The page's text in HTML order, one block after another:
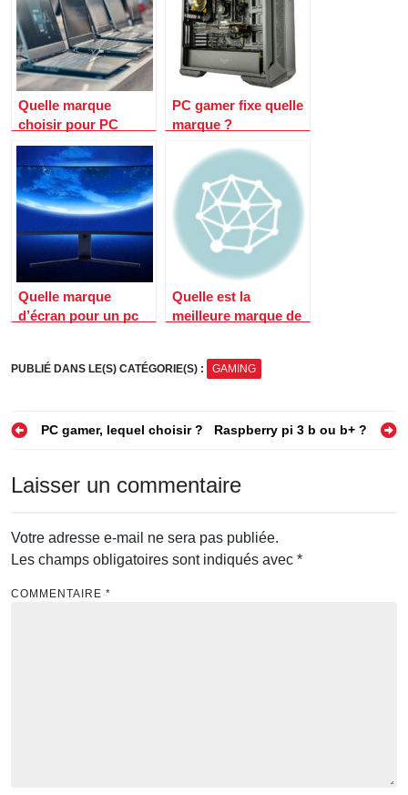
Quelle marque
choisir pour PC
portable gamer ?
PC gamer fixe quelle
marque ?
Quelle marque
d’écran pour un pc
Quelle est la
meilleure marque de
PUBLIÉ DANS LE(S) CATÉGORIE(S) : GAMING
Navigation
l’article
PC gamer, lequel choisir ? Raspberry pi 3 b ou b+ ?
Laisser un commentaire
Votre adresse e-mail ne sera pas publiée.
Les champs obligatoires sont indiqués avec *
COMMENTAIRE *